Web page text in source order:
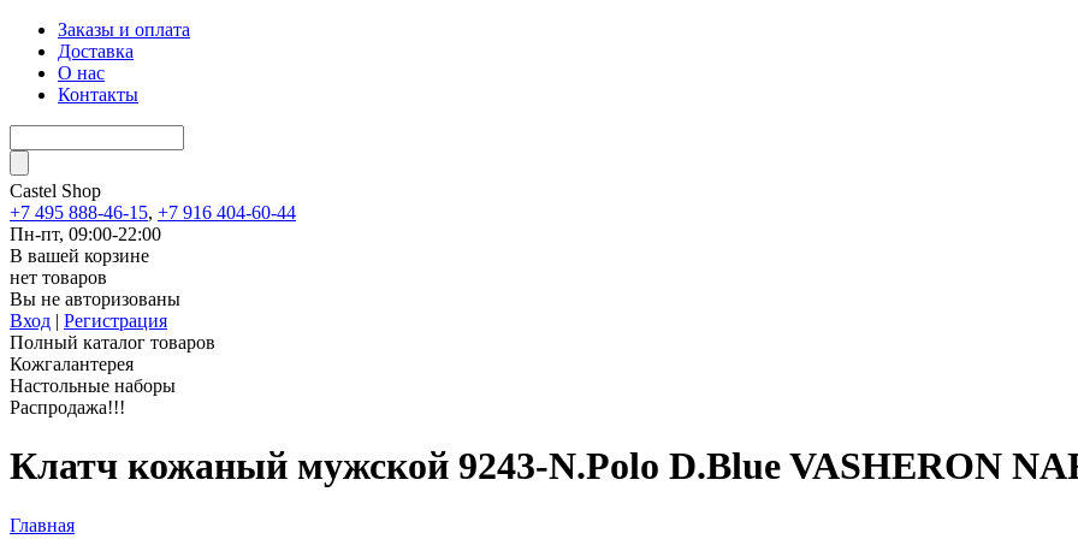
Заказы и оплата
Доставка
О нас
Контакты
Castel Shop
+7 495 888-46-15, +7 916 404-60-44
Пн-пт, 09:00-22:00
В вашей корзине
нет товаров
Вы не авторизованы
Вход | Регистрация
Полный каталог товаров
Кожгалантерея
Настольные наборы
Распродажа!!!
Клатч кожаный мужской 9243-N.Polo D.Blue VASHERON
Главная